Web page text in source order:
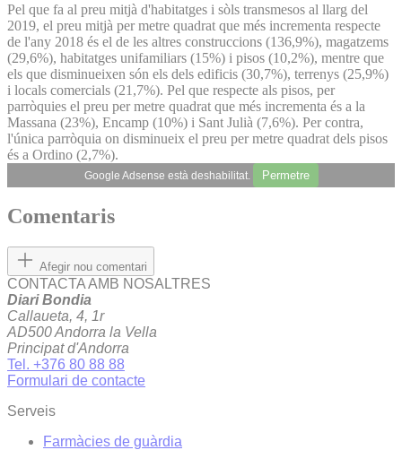
Pel que fa al preu mitjà d'habitatges i sòls transmesos al llarg del
2019, el preu mitjà per metre quadrat que més incrementa respecte
de l'any 2018 és el de les altres construccions (136,9%), magatzems
(29,6%), habitatges unifamiliars (15%) i pisos (10,2%), mentre que
els que disminueixen són els dels edificis (30,7%), terrenys (25,9%)
i locals comercials (21,7%). Pel que respecte als pisos, per
parròquies el preu per metre quadrat que més incrementa és a la
Massana (23%), Encamp (10%) i Sant Julià (7,6%). Per contra,
l'única parròquia on disminueix el preu per metre quadrat dels pisos
és a Ordino (2,7%).
Google Adsense està deshabilitat. Permetre
Comentaris
Afegir nou comentari
CONTACTA AMB NOSALTRES
Diari Bondia
Callaueta, 4, 1r
AD500 Andorra la Vella
Principat d'Andorra
Tel. +376 80 88 88
Formulari de contacte
Serveis
Farmàcies de guàrdia